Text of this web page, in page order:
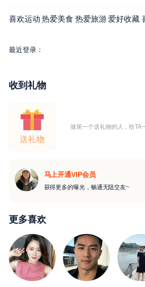
喜欢运动 热爱美食 热爱旅游 爱好收藏
最近登录：
收到礼物
送礼物
做第一个送礼物的人，给TA
马上开通VIP会员
获得更多的曝光，畅通无阻交友~
更多喜欢